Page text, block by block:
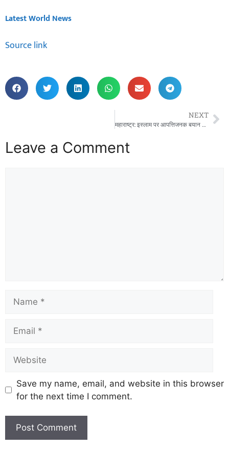
Latest World News
Source link
NEXT
महाराष्ट्र: इस्लाम पर आपत्तिजनक बयान के बाद हिंगोली में भड़की हिंसा, 15 लोग गिरफ्तार
Leave a Comment
Save my name, email, and website in this browser
for the next time I comment.